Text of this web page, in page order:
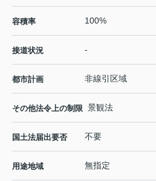
容積率 100%
接道状況 -
都市計画 非線引区域
その他法令上の制限 景観法
国土法届出要否 不要
用途地域 無指定